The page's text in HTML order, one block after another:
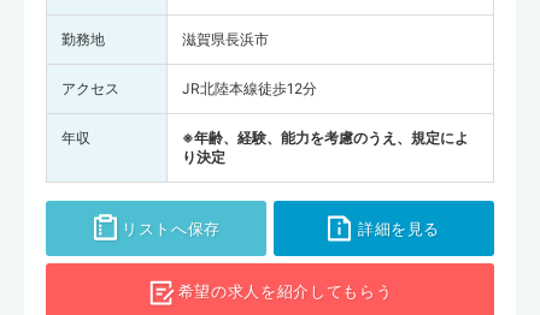
勤務地 滋賀県長浜市
アクセス JR北陸本線徒歩12分
年収
※年齢、経験、能力を考慮のうえ、規定によ
り決定
リストへ保存 詳細を見る
希望の求人を紹介してもらう